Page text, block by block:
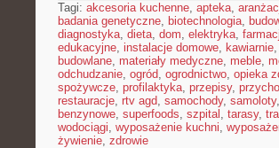
Tagi: akcesoria kuchenne, apteka,
badania genetyczne, biotechnologia,
diagnostyka, dieta, dom, elektryka,
edukacyjne, instalacje domowe, kawiarnie,
budowlane, materiały medyczne, meble,
odchudzanie, ogród, ogrodnictwo, opieka
spożywcze, profilaktyka, przepisy,
restauracje, rtv agd, samochody, samoloty,
benzynowe, superfoods, szpital , tarasy,
wodociągi, wyposażenie kuchni,
żywienie, zdrowie